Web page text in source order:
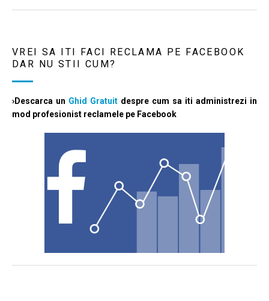
VREI SA ITI FACI RECLAMA PE FACEBOOK
DAR NU STII CUM?
›Descarca un Ghid Gratuit despre cum sa iti administrezi in
mod profesionist reclamele pe Facebook